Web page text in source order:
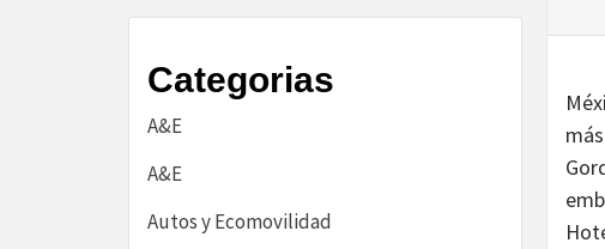
Categorias
A&E
A&E
Autos y Ecomovilidad